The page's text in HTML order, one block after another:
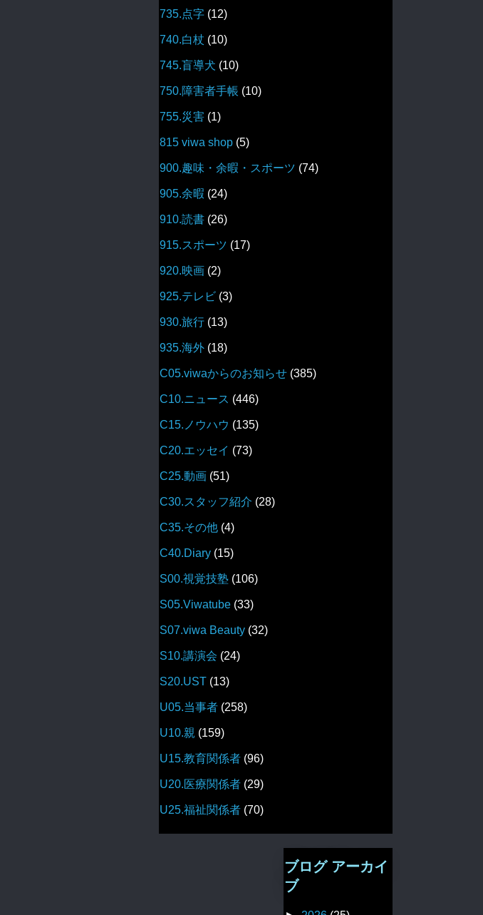
735.点字 (12)
740.白杖 (10)
745.盲導犬 (10)
750.障害者手帳 (10)
755.災害 (1)
815 viwa shop (5)
900.趣味・余暇・スポーツ (74)
905.余暇 (24)
910.読書 (26)
915.スポーツ (17)
920.映画 (2)
925.テレビ (3)
930.旅行 (13)
935.海外 (18)
C05.viwaからのお知らせ (385)
C10.ニュース (446)
C15.ノウハウ (135)
C20.エッセイ (73)
C25.動画 (51)
C30.スタッフ紹介 (28)
C35.その他 (4)
C40.Diary (15)
S00.視覚技塾 (106)
S05.Viwatube (33)
S07.viwa Beauty (32)
S10.講演会 (24)
S20.UST (13)
U05.当事者 (258)
U10.親 (159)
U15.教育関係者 (96)
U20.医療関係者 (29)
U25.福祉関係者 (70)
ブログ アーカイ
ブ